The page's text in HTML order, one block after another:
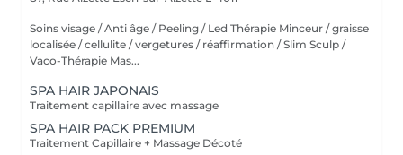
Soins visage / Anti âge / Peeling / Led Thérapie Minceur / graisse
localisée / cellulite / vergetures / réaffirmation / Slim Sculp /
Vaco-Thérapie Mas...
SPA HAIR JAPONAIS
Traitement capillaire avec massage
SPA HAIR PACK PREMIUM
Traitement Capillaire + Massage Décoté